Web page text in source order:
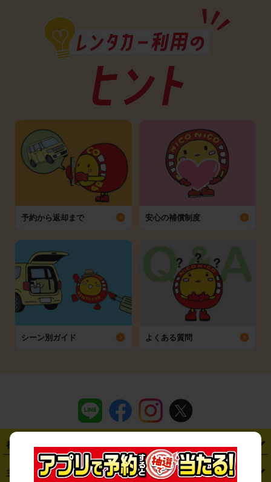
予約から返却まで 安心の補償制度
シーン別ガイド よくある質問
都道府県から探す
・ 北海道 ・青森県 ・岩手県 ・宮城県 ・秋田県 ・山形県
主要駅から探す